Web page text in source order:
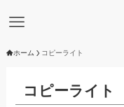
ホーム コピーライト
コピーライト